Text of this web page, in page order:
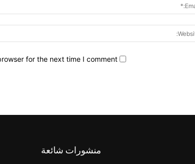
for the next time I comment.
منشورات شائعة